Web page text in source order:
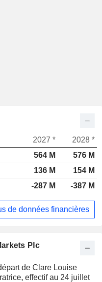
Plc
de Clare Louise
effectif au 24 juillet
2027 *
2028 *
564 M
576 M
136 M
154 M
-287 M -387 M
de données financières